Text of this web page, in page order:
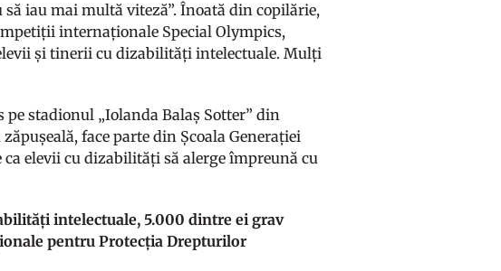
iau mai multă viteză”. Înoată din copilărie,
internaționale Special Olympics,
și tinerii cu dizabilități intelectuale. Mulți
pe stadionul „Iolanda Balaș Sotter” din
face parte din Școala Generației
elevii cu dizabilități să alerge împreună cu
intelectuale, 5.000 dintre ei grav
pentru Protecția Drepturilor